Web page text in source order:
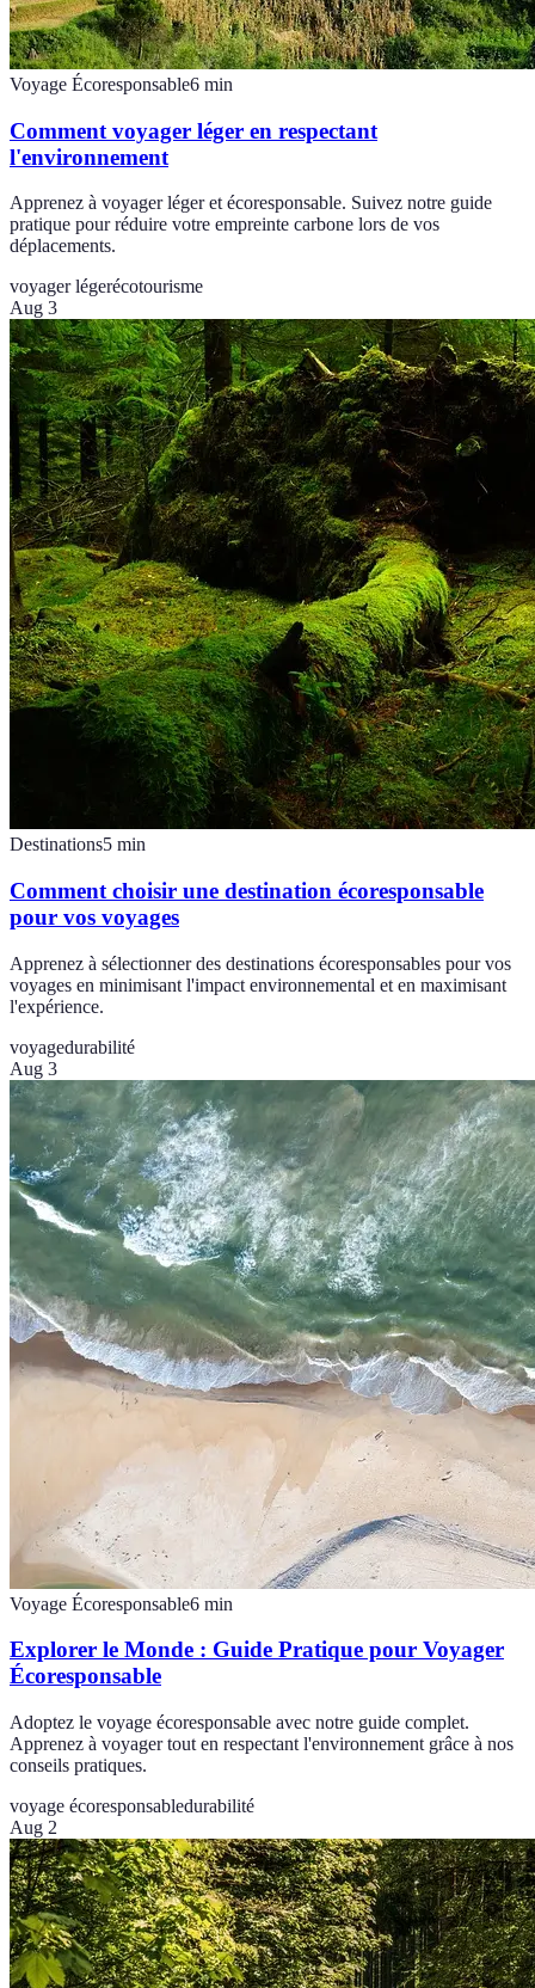
Voyage Écoresponsable6 min
Comment voyager léger en respectant
l'environnement
Apprenez à voyager léger et écoresponsable. Suivez notre guide
pratique pour réduire votre empreinte carbone lors de vos
déplacements.
voyager légerécotourisme
Aug 3
Destinations5 min
Comment choisir une destination écoresponsable
pour vos voyages
Apprenez à sélectionner des destinations écoresponsables pour vos
voyages en minimisant l'impact environnemental et en maximisant
l'expérience.
voyagedurabilité
Aug 3
Voyage Écoresponsable6 min
Explorer le Monde : Guide Pratique pour Voyager
Écoresponsable
Adoptez le voyage écoresponsable avec notre guide complet.
Apprenez à voyager tout en respectant l'environnement grâce à nos
conseils pratiques.
voyage écoresponsabledurabilité
Aug 2